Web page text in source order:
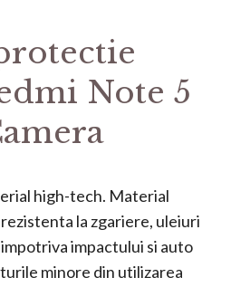
Note 5
high-tech. Material
la zgariere, uleiuri
impactului si auto
minore din utilizarea